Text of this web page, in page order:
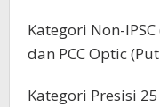
Kategori Non-
dan PCC Optic
Kategori Presisi